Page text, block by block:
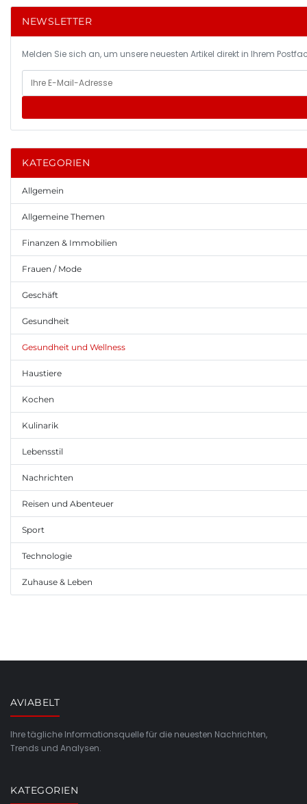
NEWSLETTER
Melden Sie sich an, um unsere neuesten Artikel direkt in Ihrem
KATEGORIEN
Allgemein
Allgemeine Themen
Finanzen & Immobilien
Frauen / Mode
Geschäft
Gesundheit
Gesundheit und Wellness
Haustiere
Kochen
Kulinarik
Lebensstil
Nachrichten
Reisen und Abenteuer
Sport
Technologie
Zuhause & Leben
AVIABELT
Ihre tägliche Informationsquelle für die neuesten Nachrichten,
Trends und Analysen.
KATEGORIEN